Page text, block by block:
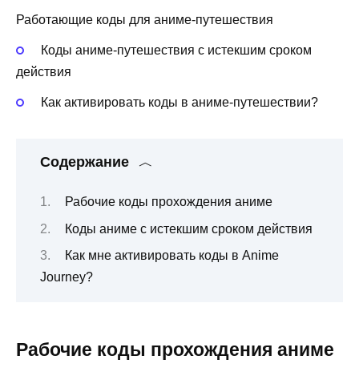
Работающие коды для аниме-путешествия
Коды аниме-путешествия с истекшим сроком
действия
Как активировать коды в аниме-путешествии?
Содержание
Рабочие коды прохождения аниме
Коды аниме с истекшим сроком действия
Как мне активировать коды в Anime
Journey?
Рабочие коды прохождения аниме